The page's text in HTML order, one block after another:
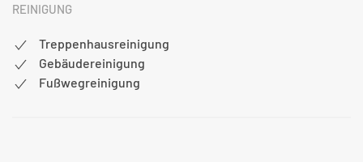
REINIGUNG
Treppenhausreinigung
Gebäudereinigung
Fußwegreinigung